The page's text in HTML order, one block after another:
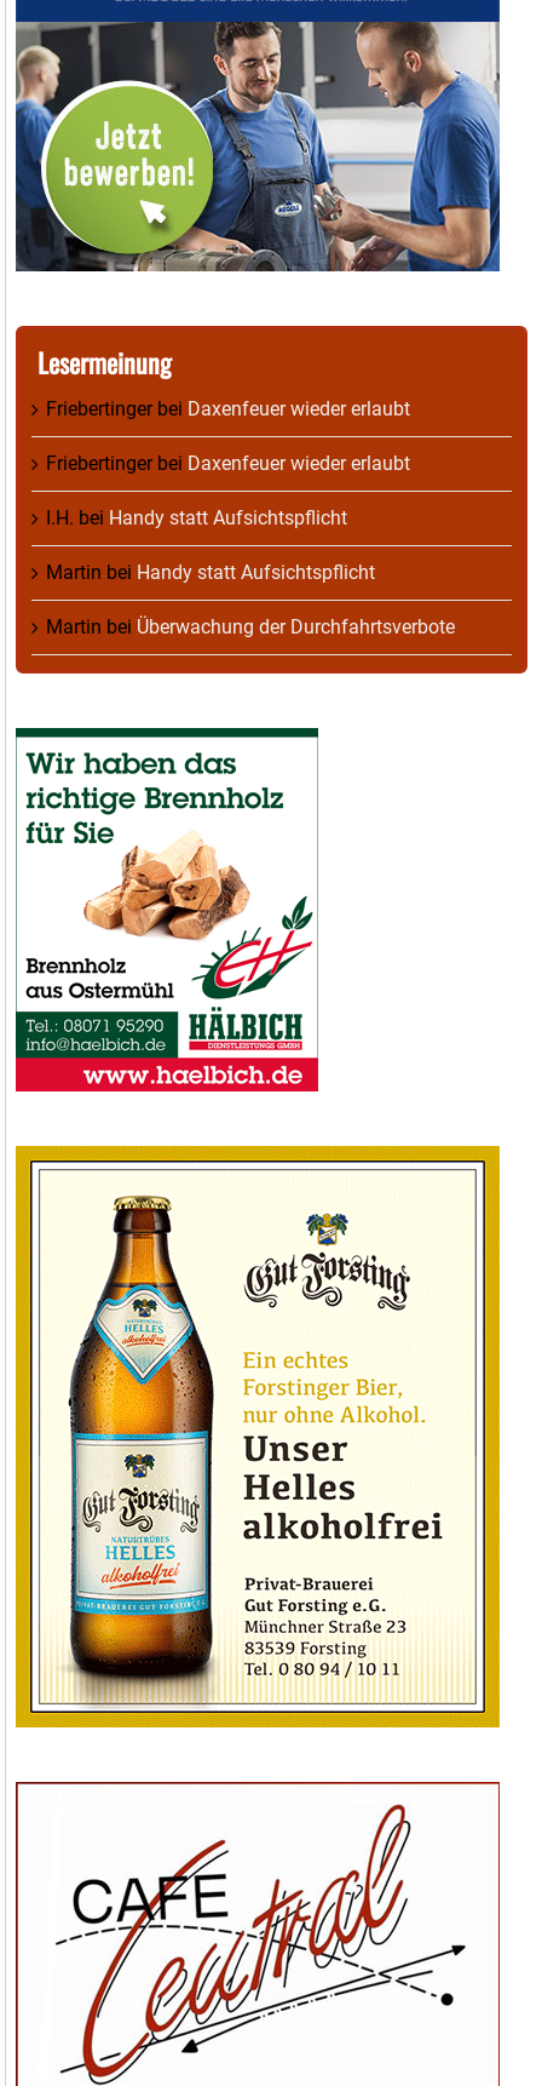
Lesermeinung
Friebertingerbei Daxenfeuer wieder erlaubt
Friebertingerbei Daxenfeuer wieder erlaubt
I.H. bei Handy statt Aufsichtspflicht
Martin bei Handy statt Aufsichtspflicht
Martin bei Überwachung der Durchfahrtsverbote